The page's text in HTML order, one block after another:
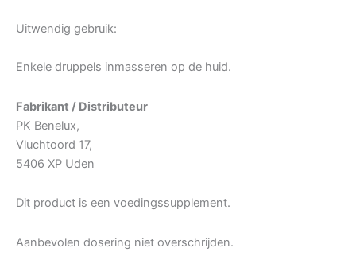
Uitwendig gebruik:
Enkele druppels inmasseren op de huid.
Fabrikant / Distributeur
PK Benelux,
Vluchtoord 17,
5406 XP Uden
Dit product is een voedingssupplement.
Aanbevolen dosering niet overschrijden.